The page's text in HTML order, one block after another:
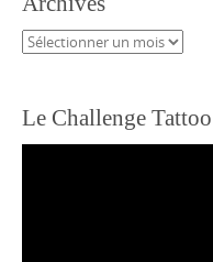
Archives
Le Challenge